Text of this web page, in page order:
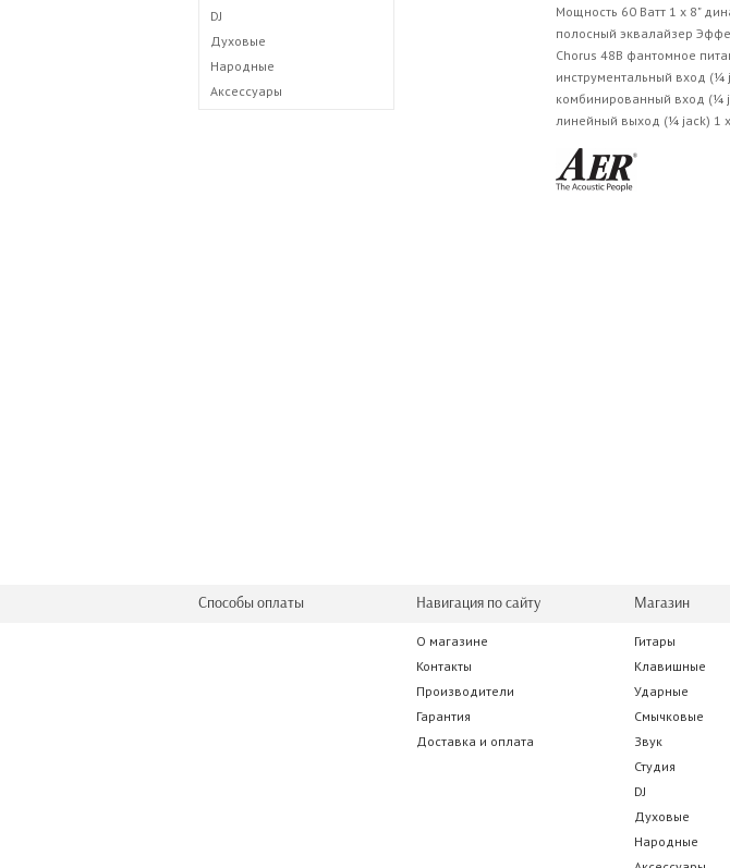
DJ
Духовые
Народные
Аксессуары
Мощность 60 Ватт 1 x 8"
полосный эквалайзер
Chorus 48В фантомное
инструментальный вход (¼
комбинированный вход (¼
линейный выход (¼ jack) 1 x
Способы оплаты Навигация по сайту
О магазине
Контакты
Производители
Гарантия
Доставка и оплата
Магазин
Гитары
Клавишные
Ударные
Смычковые
Звук
Студия
DJ
Духовые
Народные